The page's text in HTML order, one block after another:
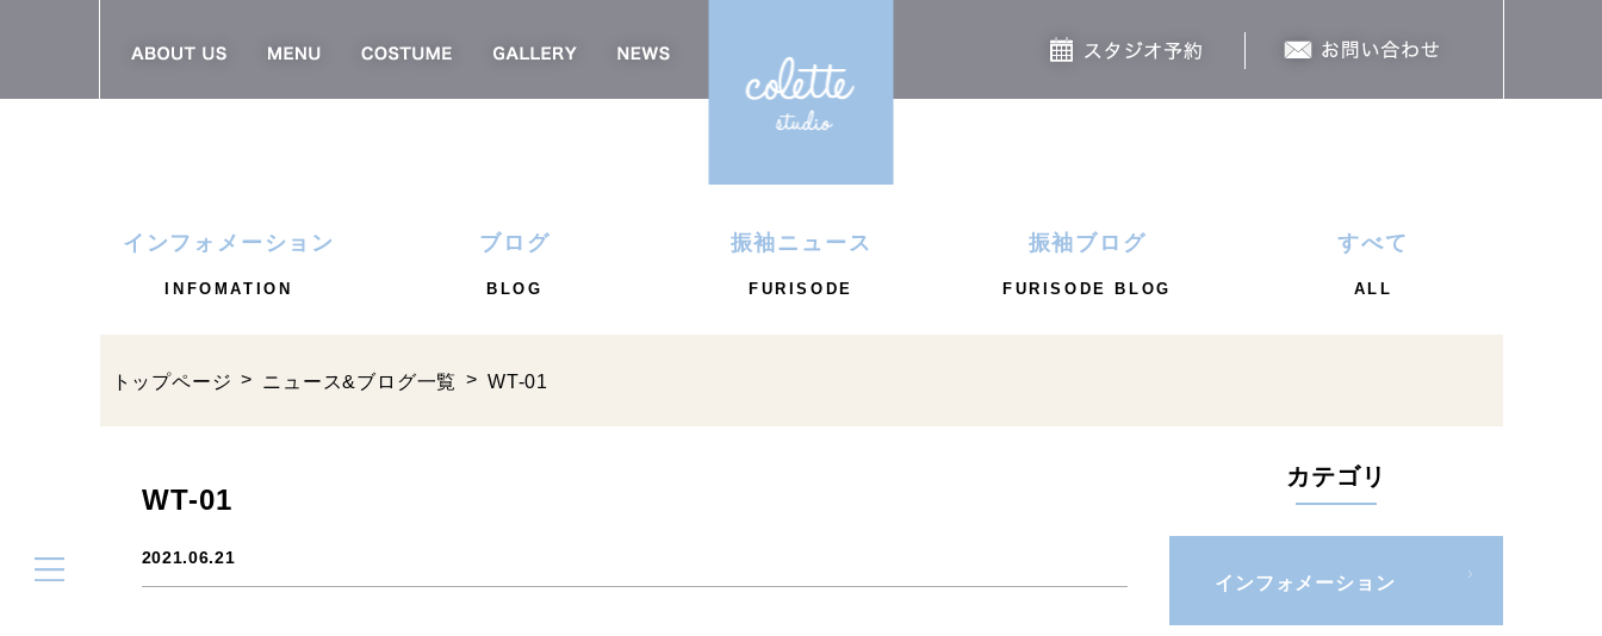
インフォメーション
INFOMATION
ブログ
BLOG
振袖ニュース
FURISODE
振袖ブログ
FURISODE BLOG
すべて
ALL
トップページ ニュース&ブログ一覧 WT-01
WT-01
2021.06.21
カテゴリ
インフォメーション